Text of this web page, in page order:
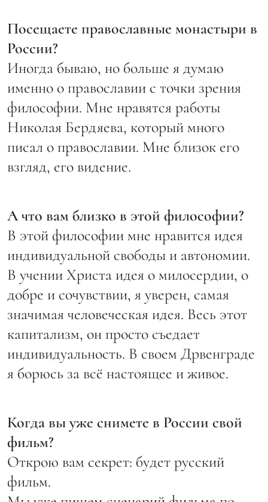
Посещаете православные монастыри в
России?
Иногда бываю, но больше я думаю
именно о православии с точки зрения
философии. Мне нравятся работы
Николая Бердяева, который много
писал о православии. Мне близок его
взгляд, его видение.
А что вам близко в этой философии?
В этой философии мне нравится идея
индивидуальной свободы и автономии.
В учении Христа идея о милосердии, о
добре и сочувствии, я уверен, самая
значимая человеческая идея. Весь этот
капитализм, он просто съедает
индивидуальность. В своем Дрвенграде
я борюсь за всё настоящее и живое.
Когда вы уже снимете в России свой
фильм?
Открою вам секрет: будет русский
фильм.